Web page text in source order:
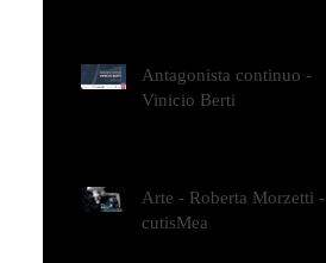
Antagonista continuo -
Vinicio Berti
Arte - Roberta Morzetti -
cutisMea